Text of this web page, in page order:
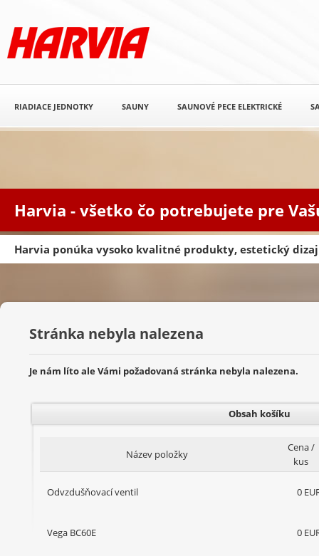
Harvia - všetko čo potrebujete pre
Harvia ponúka vysoko kvalitné produkty, estetický
RIADIACE JEDNOTKY SAUNY SAUNOVÉ PECE ELEKTRICKÉ
Stránka nebyla nalezena
Je nám líto ale Vámi požadovaná stránka nebyla nalezena.
Obsah košíku
Název položky
Cena /
kus
Odvzdušňovací ventil 0
Vega BC60E 0